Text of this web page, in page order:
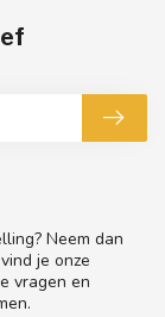
Neem dan
je onze
vragen en